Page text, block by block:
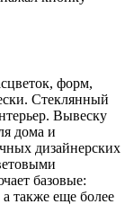
форм,
Стеклянный
Вывеску
дома и
дизайнерских
базовые:
также еще более